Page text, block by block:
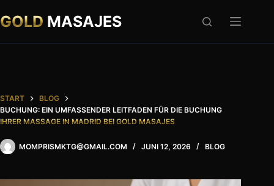
Inhalt
springen
GOLD MASAJES
START
BLOG
BUCHUNG: EIN UMFASSENDER LEITFADEN FÜR DIE BUCHUNG
IHRER MASSAGE IN MADRID BEI GOLD MASAJES
MOMPRISMKTG@GMAIL.COM JUNI 12, 2026 BLOG